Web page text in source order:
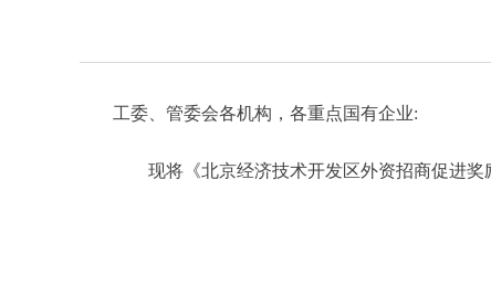
工委、管委会各机构，各重点国有企业:
现将《北京经济技术开发区外资招商促进奖